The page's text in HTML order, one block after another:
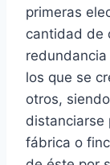
primeras
cantidad de
los que se
otros,
distanciarse
fábrica o